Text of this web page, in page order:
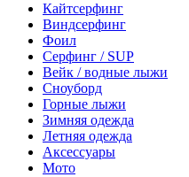
Кайтсерфинг
Виндсерфинг
Фоил
Серфинг / SUP
Вейк / водные лыжи
Сноуборд
Горные лыжи
Зимняя одежда
Летняя одежда
Аксессуары
Мото